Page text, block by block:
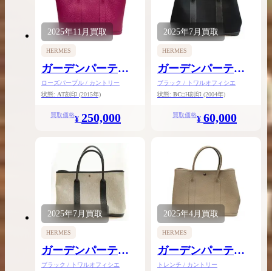
2025年11月買取
HERMES
ガーデンパーティ
TPM
ローズパープル / カントリー
状態: AT刻印 (2015年)
買取価格¥ 250,000
2025年7月買取
HERMES
ガーデンパーティ
PM
ブラック / トワルオフィシエ
状態: BC□H刻印 (2004年)
買取価格¥ 60,000
2025年7月 買取
HERMES
ガーデンパーティ
PM
ブラック / トワルオフィシエ
2025年4月 買取
HERMES
ガーデンパーティ
PM
トレンチ / カントリー